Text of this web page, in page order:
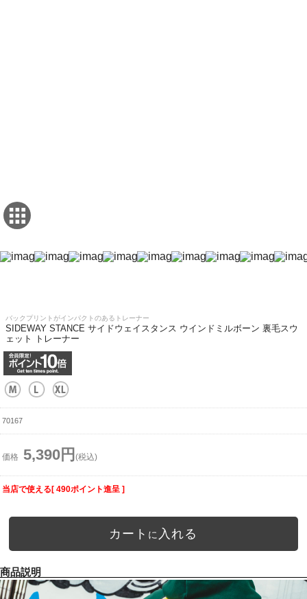
バックプリントがインパクトのあるトレーナー
SIDEWAY STANCE サイドウェイスタンス ウインドミルボーン 裏毛スウ
ェット トレーナー
70167
価格 5,390円 (税込)
当店で使える[ 490ポイント進呈 ]
カート に 入れる
商品説明